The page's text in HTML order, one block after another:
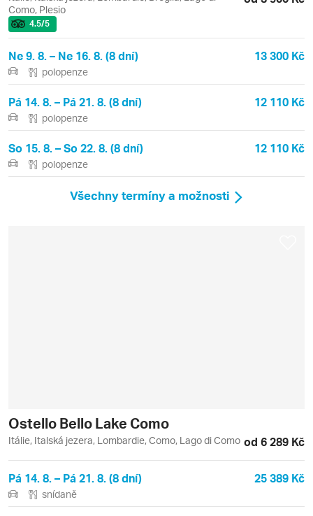
Como, Plesio
4.5/5
Ne 9. 8. – Ne 16. 8. (8 dní) 13 300 Kč
polopenze
Pá 14. 8. – Pá 21. 8. (8 dní) 12 110 Kč
polopenze
So 15. 8. – So 22. 8. (8 dní) 12 110 Kč
polopenze
Všechny termíny a možnosti
Ostello Bello Lake Como
Itálie, Italská jezera, Lombardie, Como, Lago di Como od 6 289 Kč
Pá 14. 8. – Pá 21. 8. (8 dní) 25 389 Kč
snídaně